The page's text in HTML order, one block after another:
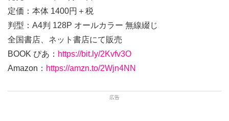
定価：本体 1400円＋税
判型：A4判 128P オールカラー 無線綴じ
全国書店、ネット書店にて販売
BOOK ぴあ： https://bit.ly/2Kvfv3O
Amazon： https://amzn.to/2Wjn4NN